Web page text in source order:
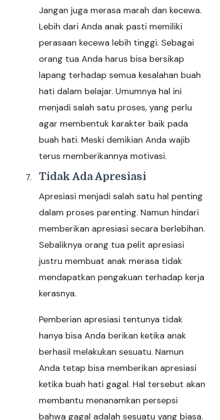
Jangan juga merasa marah dan kecewa.
Lebih dari Anda anak pasti memiliki
perasaan kecewa lebih tinggi. Sebagai
orang tua Anda harus bisa bersikap
lapang terhadap semua kesalahan buah
hati dalam belajar. Umumnya hal ini
menjadi salah satu proses, yang perlu
agar membentuk karakter baik pada
buah hati. Meski demikian Anda wajib
terus memberikannya motivasi.
Tidak Ada Apresiasi
Apresiasi menjadi salah satu hal penting
dalam proses parenting. Namun hindari
memberikan apresiasi secara berlebihan.
Sebaliknya orang tua pelit apresiasi
justru membuat anak merasa tidak
mendapatkan pengakuan terhadap kerja
kerasnya.
Pemberian apresiasi tentunya tidak
hanya bisa Anda berikan ketika anak
berhasil melakukan sesuatu. Namun
Anda tetap bisa memberikan apresiasi
ketika buah hati gagal. Hal tersebut akan
membantu menanamkan persepsi
bahwa gagal adalah sesuatu yang biasa.